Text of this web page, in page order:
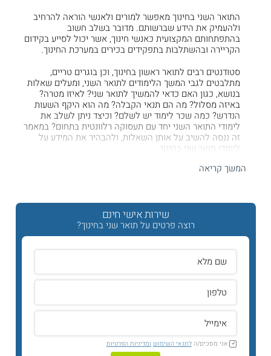
התואר השני בחינוך מאפשר למורים ולאנשי הוראה להרחיב
ולהעמיק את הידע שברשותם. מדובר בשלב חשוב
בהתפתחותם המקצועית כאנשי חינוך, אשר יכול לסייע בקידום
הקריירה ובהשתלבות בתפקידים בכירים במערכת החינוך.
סטודנטים רבים לתואר ראשון בחינוך, וכן בוגרים טריים,
מתלבטים לגבי המשך הלימודים לתואר השני, ומעלים שאלות
בנושא, כגון האם כדאי להמשיך לתואר שני? לאיזו מטרה?
באיזה מסלול? מה הם תנאי הקבלה? מה הוא היקף השעות
הנדרש? כמה שכר לימוד יש לשלם? וכיצד ניתן לשלב את
לימודי התואר השני יחד עם תעסוקה רלוונטית בתחום? במאמר
זה ננסה להשיב על אותן השאלות, ולהבהיר את המידע על
לימודי תואר שני בחינוך.
מה לומדים?
במהלך התואר השני בחינוך, יכולים הסטודנטים להרחיב את
הידע שברשותם, ולהתמקצע בתחומים מסוימים בהתאם
למטרות וליעדים המקצועיים שלהם. במסגרתהתואר השני
נחשפים לתיאוריות מתקדמות, לצד יישומים מרכזיים בשדה
החינוכי כגון כלים ניהוליים, שיטות הוראה חדשניות, תהליכי
עיצוב מדיניות חינוכית, ועוד. בד בבד, מסייע התואר בפיתוח
מיומנויות מחקריות הנדרשות לאנשי ההוראה ולחוקרי החינוך.
למי מיועד התואר?
הלימודים לתואר השני בחינוך מיועדים, לרוב, לבוגרי
ראשון בחינוךאשר צברו ניסיון מקצועי בעבודה חינוכית, בין אם
כמורים ובין אם כגננות, כעובדים בחינוך הבלתי פורמלי,
המשך קריאה
שירות אישי חינם
רוצה פרטים על תואר שני בחינוך?
אני מסכים/הלתנאי השימוש ומדיניות הפרטיות